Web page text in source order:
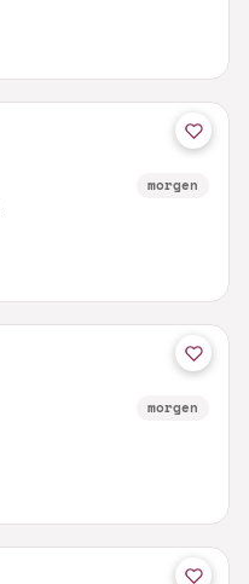
morgen
morgen